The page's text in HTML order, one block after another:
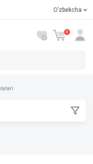
Oʼzbekcha
0